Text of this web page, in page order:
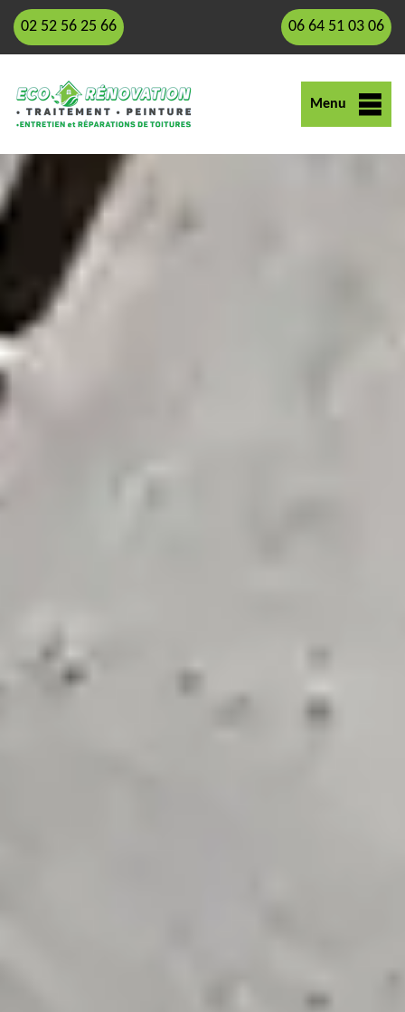
02 52 56 25 66 06 64 51 03 06
Menu